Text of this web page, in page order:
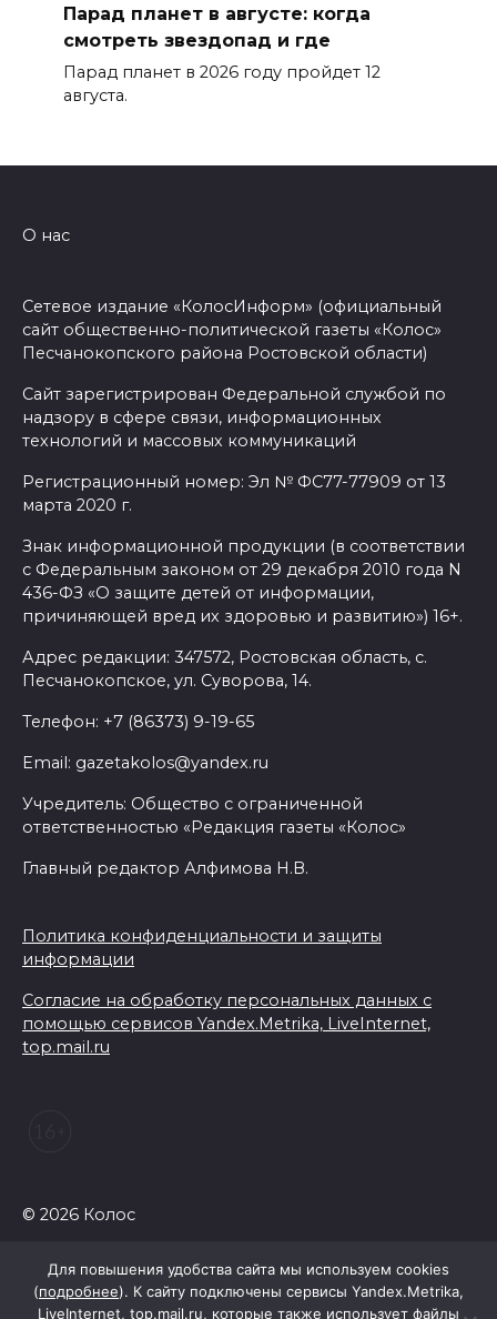
Парад планет в августе: когда
смотреть звездопад и где
Парад планет в 2026 году пройдет 12
августа.
О нас
Сетевое издание «КолосИнформ» (официальный
сайт общественно-политической газеты «Колос»
Песчанокопского района Ростовской области)
Сайт зарегистрирован Федеральной службой по
надзору в сфере связи, информационных
технологий и массовых коммуникаций
Регистрационный номер: Эл № ФС77-77909 от 13
марта 2020 г.
Знак информационной продукции (в соответствии
с Федеральным законом от 29 декабря 2010 года N
436-ФЗ «О защите детей от информации,
причиняющей вред их здоровью и развитию») 16+.
Адрес редакции: 347572, Ростовская область, с.
Песчанокопское, ул. Суворова, 14.
Телефон: +7 (86373) 9-19-65
Email: gazetakolos@yandex.ru
Учредитель: Общество с ограниченной
ответственностью «Редакция газеты «Колос»
Главный редактор Алфимова Н.В.
Политика конфиденциальности и защиты
информации
Согласие на обработку персональных данных с
помощью сервисов Yandex.Metrika, LiveInternet,
top.mail.ru
© 2026 Колос
Для повышения удобства сайта мы используем cookies
(подробнее). К сайту подключены сервисы Yandex.Metrika,
LiveInternet, top.mail.ru, которые также использует файлы